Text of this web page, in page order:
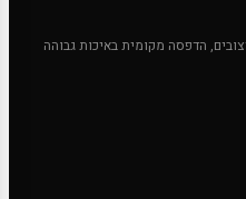
הדפסה מקומית באיכות גבוהה